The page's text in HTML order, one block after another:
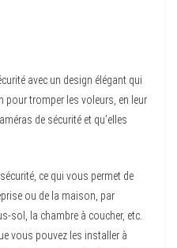
avec un design élégant qui
pour tromper les voleurs, en leur
de sécurité et qu’elles
ce qui vous permet de
ou de la maison, par
sol, la chambre à coucher, etc.
vous pouvez les installer à